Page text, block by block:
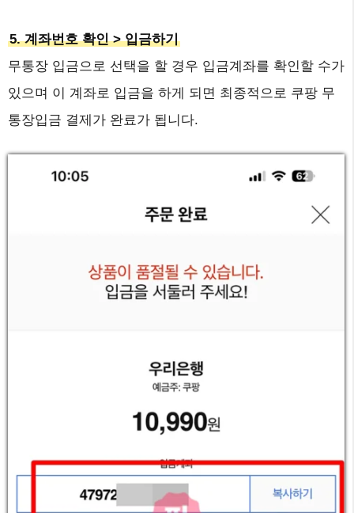
5. 계좌번호 확인 > 입금하기
무통장 입금으로 선택을 할 경우 입금계좌를 확인할 수가
있으며 이 계좌로 입금을 하게 되면 최종적으로 쿠팡 무
통장입금 결제가 완료가 됩니다.